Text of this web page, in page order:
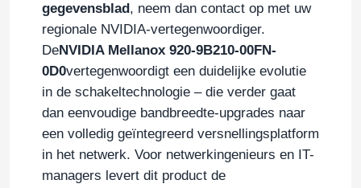
NVIDIA kabel
NVIDIA-optische transceiver
Extreme Draadloze Toegangspunten
gegevensblad, neem dan contact op met uw
regionale NVIDIA-vertegenwoordiger.
DeNVIDIA Mellanox 920-9B210-00FN-
0D0vertegenwoordigt een duidelijke evolutie
in de schakeltechnologie – die verder gaat
dan eenvoudige bandbreedte-upgrades naar
een volledig geïntegreerd versnellingsplatform
in het netwerk. Voor netwerkingenieurs en IT-
managers levert dit product de